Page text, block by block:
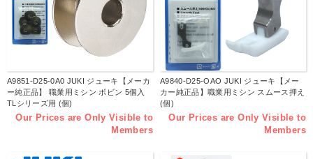
A9851-D25-0A0 JUKI ジューキ【メーカ
ー純正品】 職業用ミシン ボビン 5個入
TLシリーズ用 (個)
Our Prices are Only Visible to
Members
A9840-D25-OAO JUKI ジューキ【メー
カー純正品】職業用ミシン スムース押え
(個)
Our Prices are Only Visible to
Members